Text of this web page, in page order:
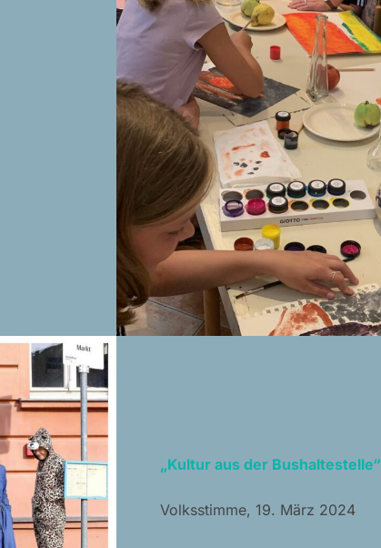
„Kultur aus der Bushaltestelle“
Volksstimme, 19. März 2024